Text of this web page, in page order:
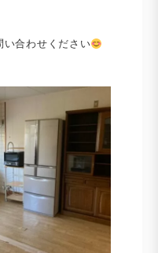
い合わせください